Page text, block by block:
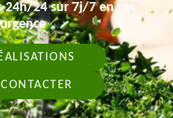
24h/24 sur 7j/7 en cas